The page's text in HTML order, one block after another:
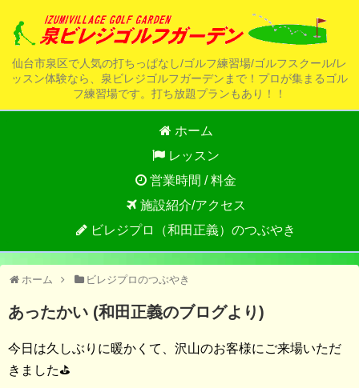
仙台市泉区で人気の打ちっぱなし/ゴルフ練習場/ゴルフスクール/レ
ッスン体験なら、泉ビレジゴルフガーデンまで！プロが集まるゴル
フ練習場です。打ち放題プランもあり！！
ホーム
レッスン
営業時間 / 料金
施設紹介/アクセス
ビレジプロ（和田正義）のつぶやき
ホーム ビレジプロのつぶやき
あったかい (和田正義のブログより)
今日は久しぶりに暖かくて、沢山のお客様にご来場いただ
きました⛳️